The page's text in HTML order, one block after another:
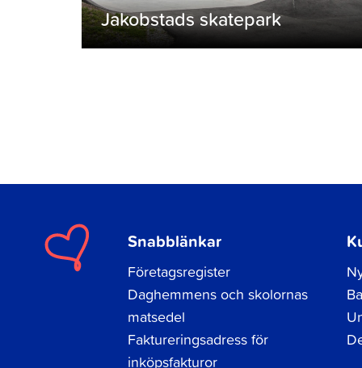
Jakobstads skatepark
Snabblänkar
Företagsregister
Daghemmens och skolornas
matsedel
Faktureringsadress för
inköpsfakturor